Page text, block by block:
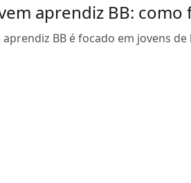
aprendiz BB: como
BB é focado em jovens